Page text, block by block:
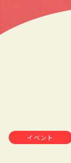
イベント